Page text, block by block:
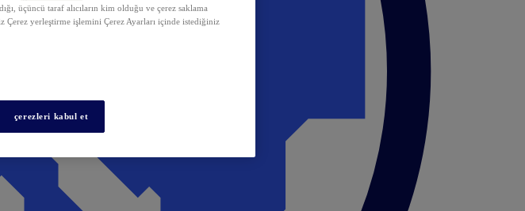
üçüncü taraf alıcıların kim olduğu ve çerez saklama
Çerez yerleştirme işlemini Çerez Ayarları içinde istediğiniz
çerezleri kabul et